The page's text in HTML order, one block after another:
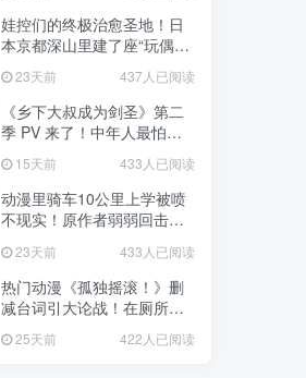
娃控们的终极治愈圣地！日
本京都深山里建了座“玩偶神
社”，不仅能拍照还能给娃祈
福！23天前 437人已阅读
《乡下大叔成为剑圣》第二
季 PV 来了！中年人最怕的
不是变老，而是没人愿意再
相信你！
15天前 433人已阅读
动漫里骑车10公里上学被喷
不现实！原作者弱弱回击：
常通勤！
23天前 433人已阅读
热门动漫《孤独摇滚！》删
减台词引大论战！在厕所吃
现充！
25天前 422人已阅读